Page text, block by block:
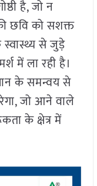
है, जो न
छवि को सशक्त
स्वास्थ्य से जुड़े
में ला रही है।
के समन्वय से
जो आने वाले
के क्षेत्र में